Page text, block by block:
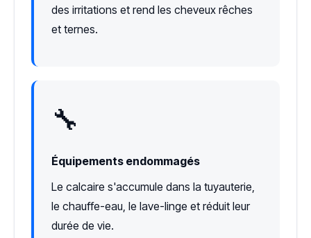
des irritations et rend les cheveux rêches
et ternes.
🔧
Équipements endommagés
Le calcaire s'accumule dans la tuyauterie,
le chauffe-eau, le lave-linge et réduit leur
durée de vie.